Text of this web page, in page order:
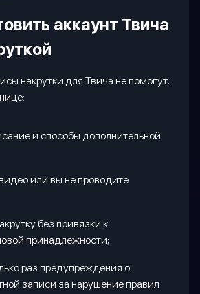
аккаунт Твича
накрутки для Твича не помогут,
и способы дополнительной
или вы не проводите
без привязки к
принадлежности;
раз предупреждения о
записи за нарушение правил